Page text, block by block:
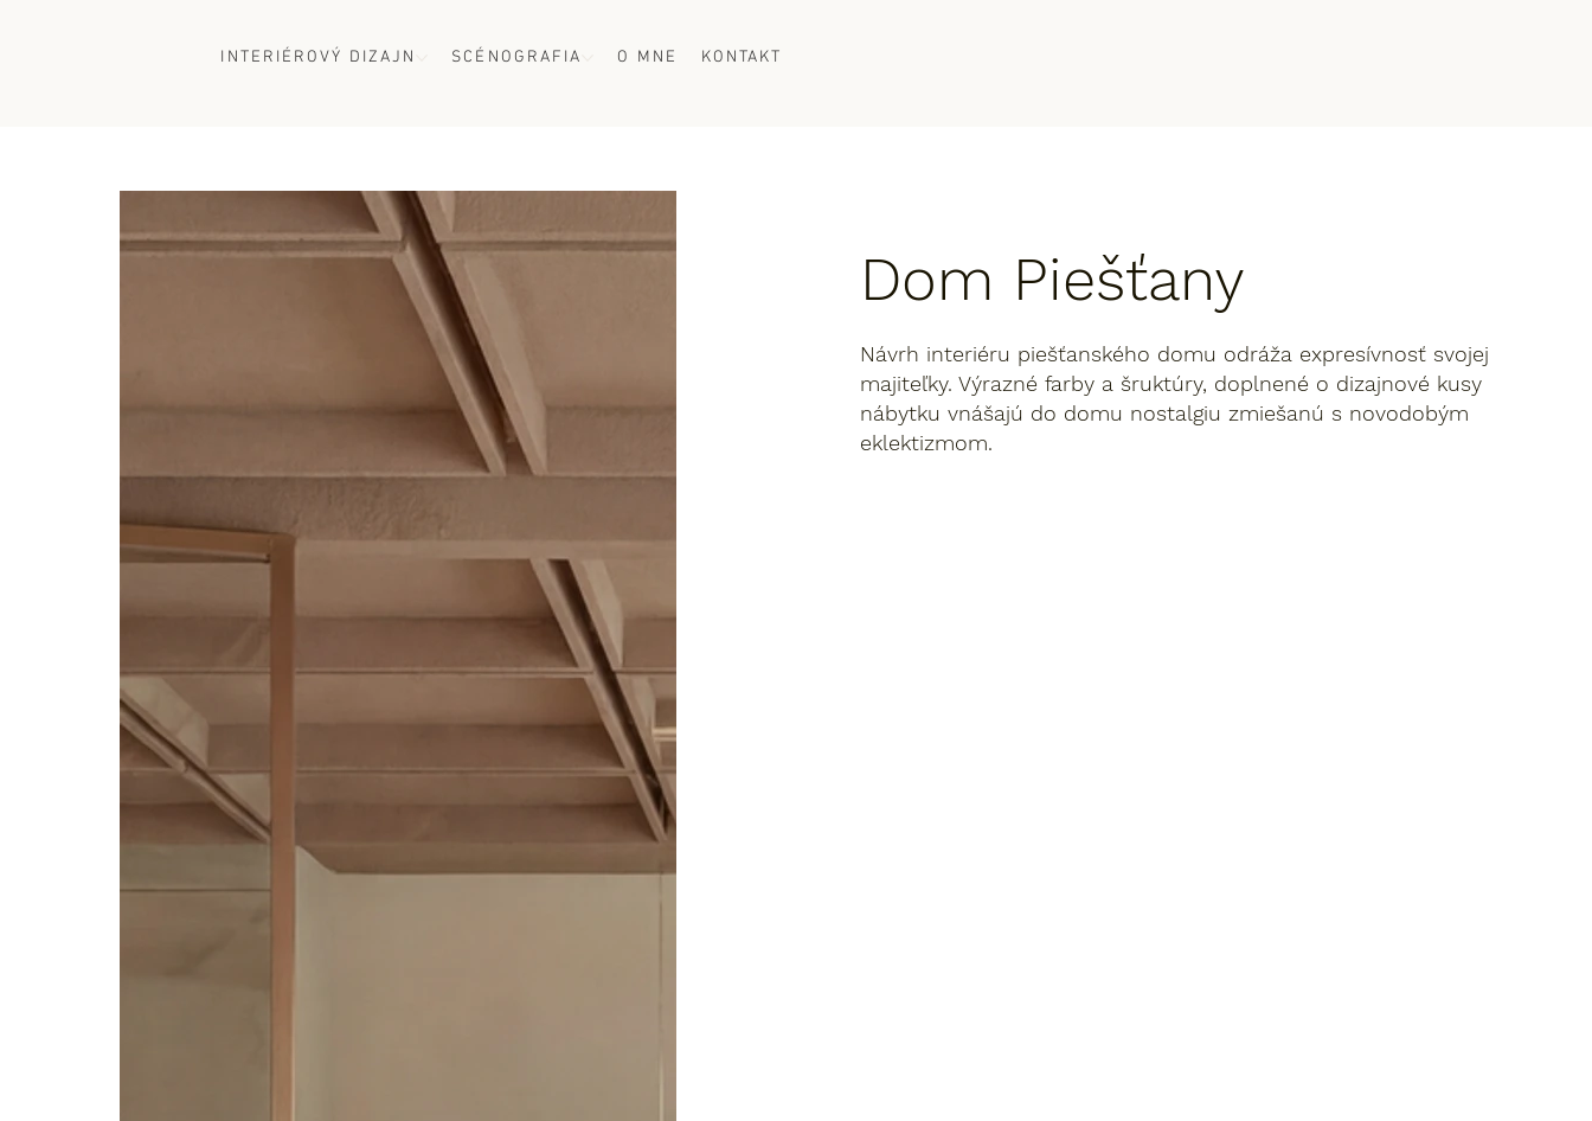
INTERIÉROVÝ DIZAJN SCÉNOGRAFIA O MNE KONTAKT
Dom Piešťany
Návrh interiéru piešťanského domu odráža expresívnosť svojej
majiteľky. Výrazné farby a šruktúry, doplnené o dizajnové kusy
nábytku vnášajú do domu nostalgiu zmiešanú s novodobým
eklektizmom.